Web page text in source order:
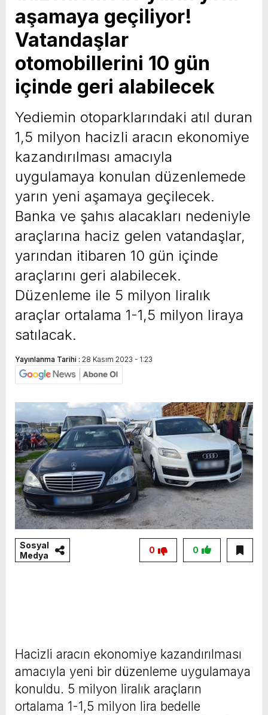
yeni özellikler belli oldu
aşamaya geçiliyor!
Vatandaşlar
otomobillerini 10 gün
içinde geri alabilecek
Yediemin otoparklarındaki atıl duran
1,5 milyon hacizli aracın ekonomiye
kazandırılması amacıyla
uygulamaya konulan düzenlemede
yarın yeni aşamaya geçilecek.
Banka ve şahıs alacakları nedeniyle
araçlarına haciz gelen vatandaşlar,
yarından itibaren 10 gün içinde
araçlarını geri alabilecek.
Düzenleme ile 5 milyon liralık
araçlar ortalama 1-1,5 milyon liraya
satılacak.
Yayınlanma Tarihi : 28 Kasım 2023 - 1:23
Sosyal
Medya
0
0
Hacizli aracın ekonomiye kazandırılması
amacıyla yeni bir düzenleme uygulamaya
konuldu. 5 milyon liralık araçların
ortalama 1-1,5 milyon lira bedelle